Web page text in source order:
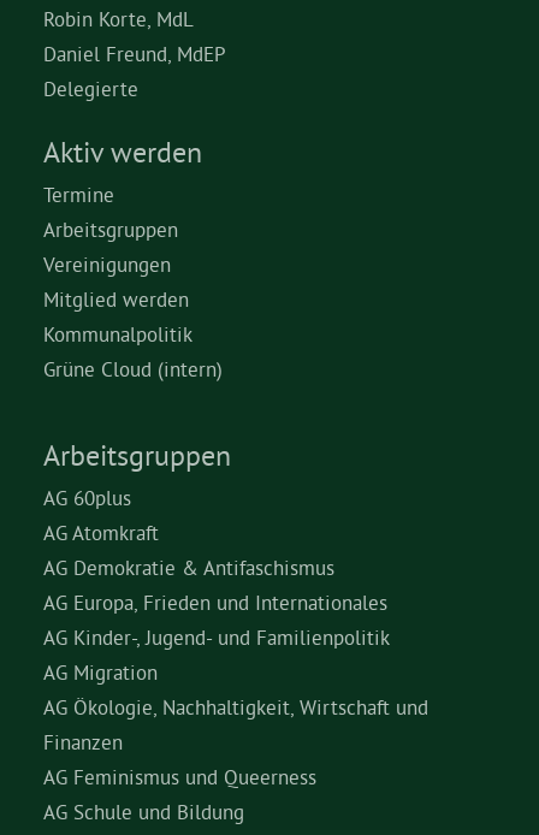
Robin Korte, MdL
Daniel Freund, MdEP
Delegierte
Aktiv werden
Termine
Arbeitsgruppen
Vereinigungen
Mitglied werden
Kommunalpolitik
Grüne Cloud (intern)
Arbeitsgruppen
AG 60plus
AG Atomkraft
AG Demokratie & Antifaschismus
AG Europa, Frieden und Internationales
AG Kinder-, Jugend- und Familienpolitik
AG Migration
AG Ökologie, Nachhaltigkeit, Wirtschaft und
Finanzen
AG Feminismus und Queerness
AG Schule und Bildung